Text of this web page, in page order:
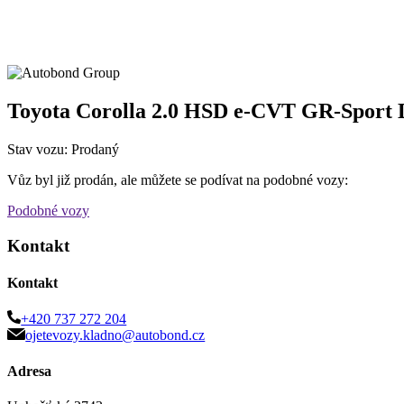
Toyota Corolla 2.0 HSD e-CVT GR-Sport
Stav vozu: Prodaný
Vůz byl již prodán, ale můžete se podívat na podobné vozy:
Podobné vozy
Kontakt
Kontakt
+420 737 272 204
ojetevozy.kladno@autobond.cz
Adresa